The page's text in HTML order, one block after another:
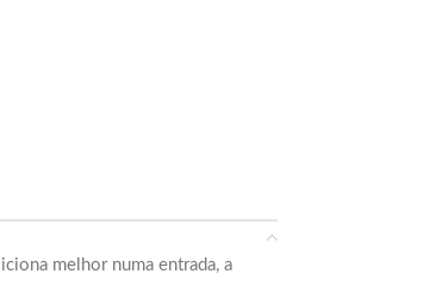
melhor numa entrada, a